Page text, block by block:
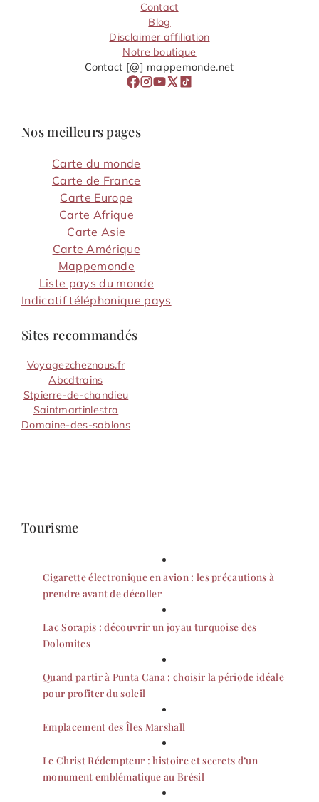
Contact
Blog
Disclaimer affiliation
Notre boutique
Contact [@] mappemonde.net
Nos meilleurs pages
Carte du monde
Carte de France
Carte Europe
Carte Afrique
Carte Asie
Carte Amérique
Mappemonde
Liste pays du monde
Indicatif téléphonique pays
Sites recommandés
Voyagezcheznous.fr
Abcdtrains
Stpierre-de-chandieu
Saintmartinlestra
Domaine-des-sablons
Tourisme
Cigarette électronique en avion : les précautions à
prendre avant de décoller
Lac Sorapis : découvrir un joyau turquoise des
Dolomites
Quand partir à Punta Cana : choisir la période idéale
pour profiter du soleil
Emplacement des Îles Marshall
Le Christ Rédempteur : histoire et secrets d’un
monument emblématique au Brésil